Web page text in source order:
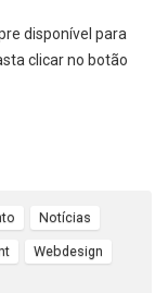
disponível para
clicar no botão
Notícias
Webdesign